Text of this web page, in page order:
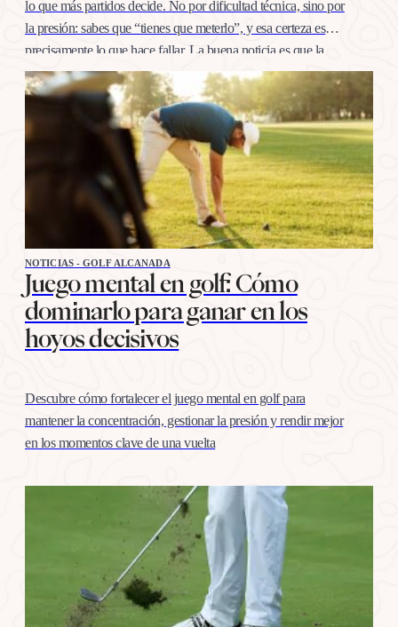
lo que más partidos decide. No por dificultad técnica, sino por
la presión: sabes que “tienes que meterlo”, y esa certeza es
precisamente lo que hace fallar. La buena noticia es que la
confianza en esta distancia se entrena igual que cualquier
otro…
NOTICIAS - GOLF ALCANADA
Juego mental en golf: Cómo
dominarlo para ganar en los
hoyos decisivos
Descubre cómo fortalecer el juego mental en golf para
mantener la concentración, gestionar la presión y rendir mejor
en los momentos clave de una vuelta